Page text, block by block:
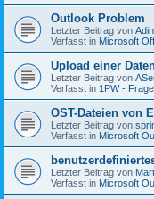
Outlook Problem
Letzter Beitrag von Adin
Verfasst in Microsoft
Upload einer
Letzter Beitrag von
Verfasst in 1PW -
OST-Dateien von
Letzter Beitrag von
Verfasst in Microsoft
Letzter Beitrag von
Verfasst in Microsoft